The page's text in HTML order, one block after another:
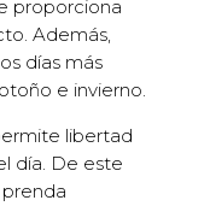
proporciona
Además,
días más
e invierno.
libertad
día. De este